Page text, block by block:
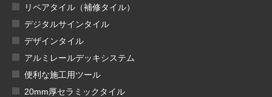
リペアタイル（補修タイル）
デジタルサインタイル
デザインタイル
アルミレールデッキシステム
便利な施工用ツール
20mm厚セラミックタイル